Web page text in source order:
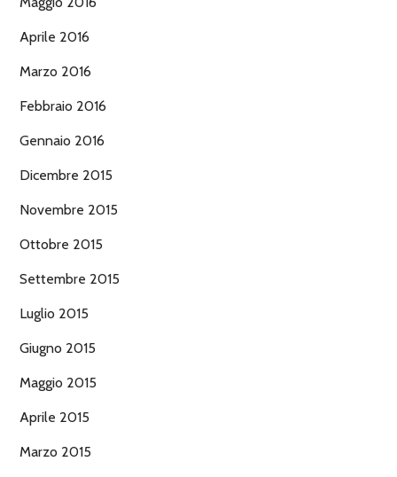
Aprile 2016
Marzo 2016
Febbraio 2016
Gennaio 2016
Dicembre 2015
Novembre 2015
Ottobre 2015
Settembre 2015
Luglio 2015
Giugno 2015
Maggio 2015
Aprile 2015
Marzo 2015